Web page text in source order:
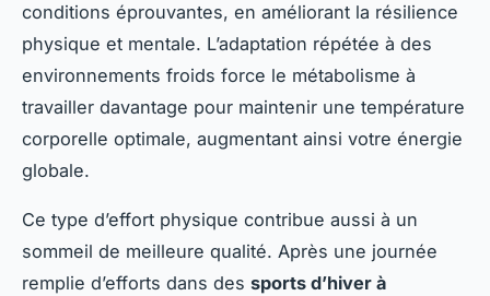
conditions éprouvantes, en améliorant la résilience
physique et mentale. L’adaptation répétée à des
environnements froids force le métabolisme à
travailler davantage pour maintenir une température
corporelle optimale, augmentant ainsi votre énergie
globale.
Ce type d’effort physique contribue aussi à un
sommeil de meilleure qualité. Après une journée
remplie d’efforts dans des sports d’hiver à